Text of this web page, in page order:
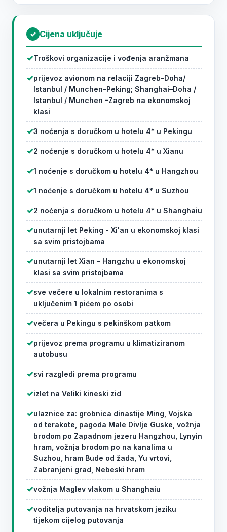
✓ Cijena uključuje
Troškovi organizacije i vođenja aranžmana
prijevoz avionom na relaciji Zagreb–Doha/
Istanbul / Munchen–Peking; Shanghai–Doha /
Istanbul / Munchen –Zagreb na ekonomskoj
klasi
3 noćenja s doručkom u hotelu 4* u Pekingu
2 noćenje s doručkom u hotelu 4* u Xianu
1 noćenje s doručkom u hotelu 4* u Hangzhou
1 noćenje s doručkom u hotelu 4* u Suzhou
2 noćenja s doručkom u hotelu 4* u Shanghaiu
unutarnji let Peking - Xi'an u ekonomskoj klasi
sa svim pristojbama
unutarnji let Xian - Hangzhu u ekonomskoj
klasi sa svim pristojbama
sve večere u lokalnim restoranima s
uključenim 1 pićem po osobi
večera u Pekingu s pekinškom patkom
prijevoz prema programu u klimatiziranom
autobusu
svi razgledi prema programu
izlet na Veliki kineski zid
ulaznice za: grobnica dinastije Ming, Vojska
od terakote, pagoda Male Divlje Guske, vožnja
brodom po Zapadnom jezeru Hangzhou, Lynyin
hram, vožnja brodom po na kanalima u
Suzhou, hram Bude od žada, Yu vrtovi,
Zabranjeni grad, Nebeski hram
vožnja Maglev vlakom u Shanghaiu
voditelja putovanja na hrvatskom jeziku
tijekom cijelog putovanja